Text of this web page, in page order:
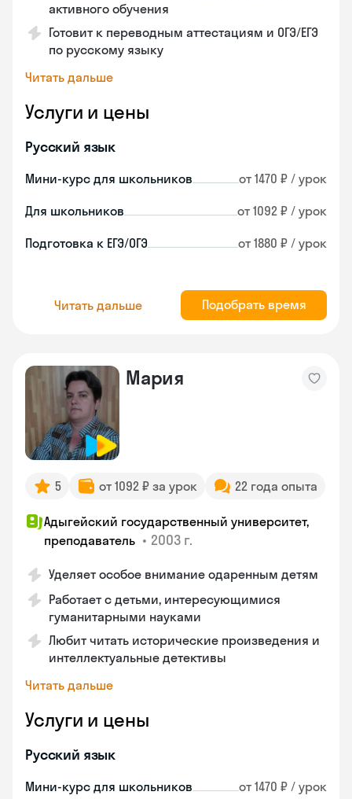
активного обучения
Готовит к переводным аттестациям и ОГЭ/ЕГЭ
по русскому языку
Читать дальше
Услуги и цены
Русский язык
Мини-курс для школьников от 1470 ₽ / урок
Для школьников от 1092 ₽ / урок
Подготовка к ЕГЭ/ОГЭ от 1880 ₽ / урок
Читать дальше Подобрать время
Мария
5 от 1092 ₽ за урок 22 года опыта
Адыгейский государственный университет,
преподаватель • 2003 г.
Уделяет особое внимание одаренным детям
Работает с детьми, интересующимися
гуманитарными науками
Любит читать исторические произведения и
интеллектуальные детективы
Читать дальше
Услуги и цены
Русский язык
Мини-курс для школьников от 1470 ₽ / урок